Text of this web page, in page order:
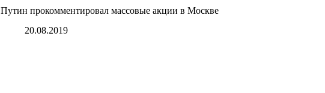
Путин прокомментировал массовые акции в Москве
20.08.2019